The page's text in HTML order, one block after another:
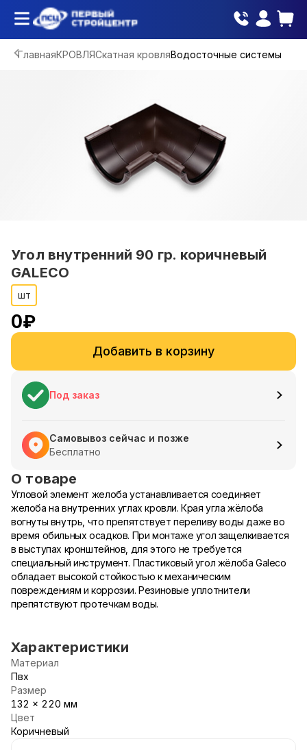
ГлавнаяКРОВЛЯСкатная кровляВодосточные системы
Угол внутренний 90 гр. коричневый
GALECO
шт
0₽
Добавить в корзину
Под заказ
Самовывоз сейчас и позже
Бесплатно
О товаре
Угловой элемент желоба устанавливается соединяет
желоба на внутренних углах кровли. Края угла жёлоба
вогнуты внутрь, что препятствует переливу воды даже во
время обильных осадков. При монтаже угол защелкивается
в выступах кронштейнов, для этого не требуется
специальный инструмент. Пластиковый угол жёлоба Galeco
обладает высокой стойкостью к механическим
повреждениям и коррозии. Резиновые уплотнители
препятствуют протечкам воды.
Характеристики
Материал
Пвх
Размер
132 x 220 мм
Цвет
Коричневый